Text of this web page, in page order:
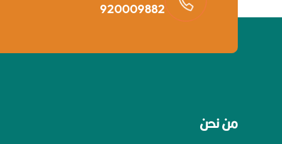
920009882
من نحن